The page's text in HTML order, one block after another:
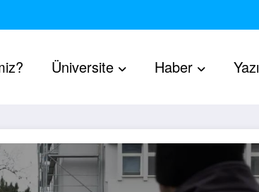
Üniversite Haber Yazı